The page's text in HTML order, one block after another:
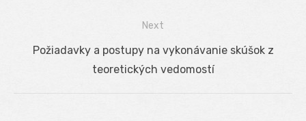
Next
Next
Požiadavky a postupy na vykonávanie skúšok z
teoretických vedomostí